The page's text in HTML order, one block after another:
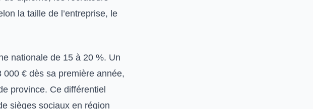
la taille de l’entreprise, le
nationale de 15 à 20 %. Un
€ dès sa première année,
province. Ce différentiel
sièges sociaux en région